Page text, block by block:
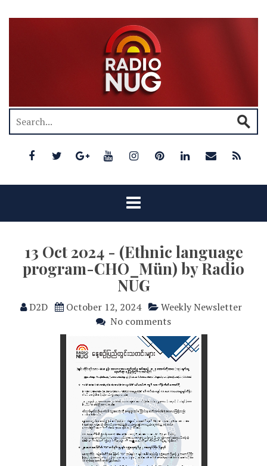
13 Oct 2024 - (Ethnic language
program-CHO_Mün) by Radio
NUG
D2D October 12, 2024
Weekly Newsletter
No comments